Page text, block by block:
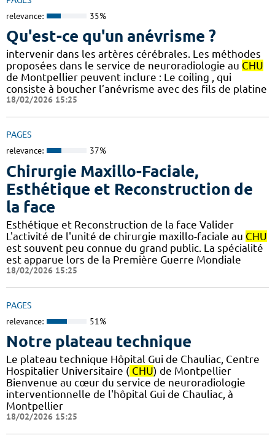
relevance: 35%
Qu'est-ce qu'un anévrisme ?
intervenir dans les artères cérébrales. Les méthodes
proposées dans le service de neuroradiologie au CHU
de Montpellier peuvent inclure : Le coiling , qui
consiste à boucher l’anévrisme avec des fils de platine
18/02/2026 15:25
PAGES
relevance: 37%
Chirurgie Maxillo-Faciale,
Esthétique et Reconstruction de
la face
Esthétique et Reconstruction de la face Valider
L'activité de l'unité de chirurgie maxillo-faciale au CHU
est souvent peu connue du grand public. La spécialité
est apparue lors de la Première Guerre Mondiale
18/02/2026 15:25
PAGES
relevance: 51%
Notre plateau technique
Le plateau technique Hôpital Gui de Chauliac, Centre
Hospitalier Universitaire ( CHU) de Montpellier
Bienvenue au cœur du service de neuroradiologie
interventionnelle de l'hôpital Gui de Chauliac, à
Montpellier
18/02/2026 15:25